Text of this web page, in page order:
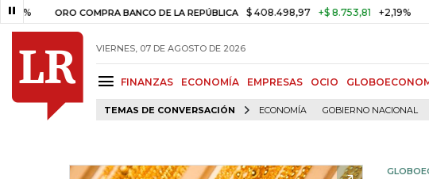
ORO COMPRA BANCO DE LA REPÚBLICA $ 408.498,97 +$ 8.753,81 +2,19%
VIERNES, 07 DE AGOSTO DE 2026
FINANZAS ECONOMÍA EMPRESAS OCIO
TEMAS DE CONVERSACIÓN ECONOMÍA GOBIERNO NACIONAL